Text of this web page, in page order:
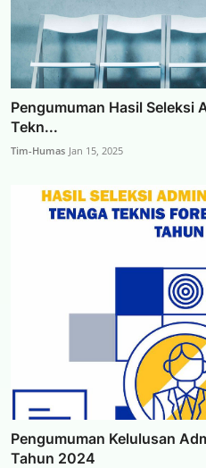
Pengumuman Hasil Seleksi
Tekn...
Tim-Humas Jan 15, 2025
Pengumuman Kelulusan
Tahun 2024